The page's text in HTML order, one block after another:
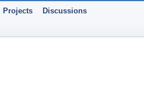
Projects Discussions